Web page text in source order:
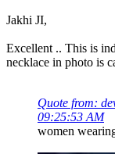
Jakhi JI,
Excellent .. This is
necklace in photo is
Quote from:
09:25:53 AM
women